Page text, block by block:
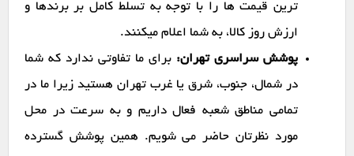
ترین قیمت ها را با توجه به تسلط کامل بر برندها و
ارزش روز کالا، به شما اعلام میکنند.
پوشش سراسری تهران: برای ما تفاوتی ندارد که شما
در شمال، جنوب، شرق یا غرب تهران هستید زیرا ما در
تمامی مناطق شعبه فعال داریم و به سرعت در محل
مورد نظرتان حاضر می شویم. همین پوشش گسترده